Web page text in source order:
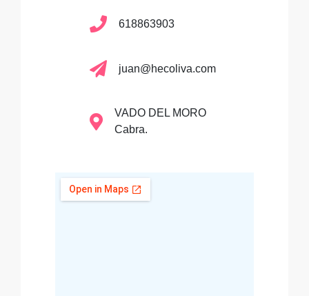
618863903
juan@hecoliva.com
VADO DEL MORO
Cabra.